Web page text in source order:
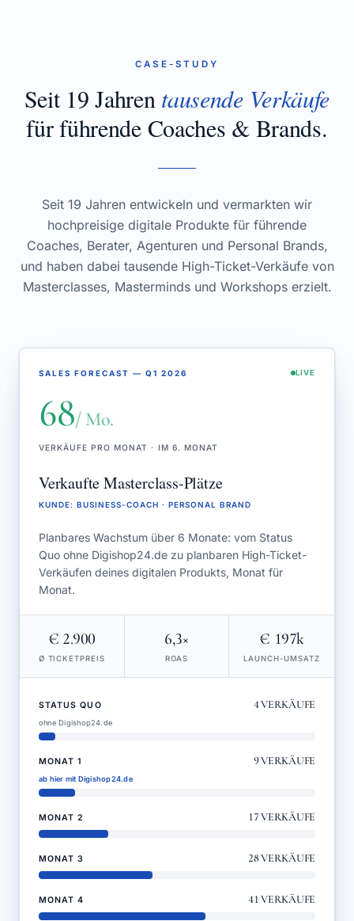
CASE-STUDY
Seit 19 Jahren tausende Verkäufe
für führende Coaches & Brands.
Seit 19 Jahren entwickeln und vermarkten wir
hochpreisige digitale Produkte für führende
Coaches, Berater, Agenturen und Personal Brands,
und haben dabei tausende High-Ticket-Verkäufe von
Masterclasses, Masterminds und Workshops erzielt.
SALES FORECAST — Q1 2026 LIVE
68/ Mo.
VERKÄUFE PRO MONAT · IM 6. MONAT
Verkaufte Masterclass-Plätze
KUNDE: BUSINESS-COACH · PERSONAL BRAND
Planbares Wachstum über 6 Monate: vom Status
Quo ohne Digishop24.de zu planbaren High-Ticket-
Verkäufen deines digitalen Produkts, Monat für
Monat.
€ 2.900
Ø TICKETPREIS
6,3×
ROAS
€ 197k
LAUNCH-UMSATZ
STATUS QUO 4VERKÄUFE
ohne Digishop24.de
MONAT 1 9VERKÄUFE
ab hier mit Digishop24.de
MONAT 2 17VERKÄUFE
MONAT 3 28VERKÄUFE
MONAT 4 41VERKÄUFE